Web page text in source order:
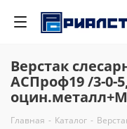
Верстак
АСПроф19 /3-0-
Главная - Каталог -